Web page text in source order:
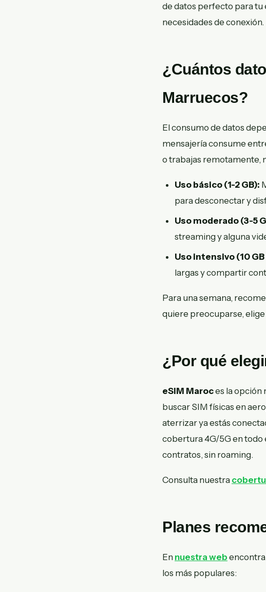
de datos perfecto para tu
necesidades de conexión.
¿Cuántos
Marruecos?
El consumo de datos
mensajería consume
o trabajas remotamente,
Uso básico (1-2 GB):
para desconectar y
Uso moderado (3-5
streaming y alguna
Uso intensivo (10
largas y compartir
Para una semana,
quiere preocuparse,
¿Por qué
eSIM Maroces la opción
buscar SIM físicas en
aterrizar ya estás
cobertura 4G/5G en todo
contratos, sin roaming.
Consulta nuestra
Planes
En nuestra web
los más populares: